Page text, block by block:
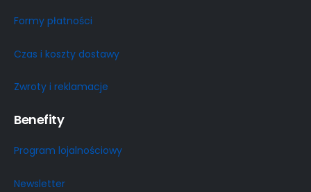
Formy płatności
Czas i koszty dostawy
Zwroty i reklamacje
Benefity
Program lojalnościowy
Newsletter